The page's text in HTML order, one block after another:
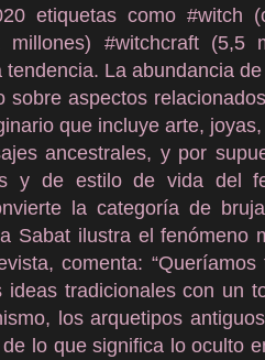
etiquetas como #witch
millones) #witchcraft
La abundancia
sobre aspectos
que incluye arte,
ancestrales, y por
y de estilo de vida del
la categoría de
Sabat ilustra el fenómeno
comenta:
tradicionales con un
los arquetipos
lo que significa lo oculto